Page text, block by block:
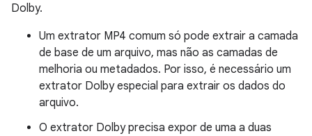
Dolby.
Um extrator MP4 comum só pode extrair a camada
de base de um arquivo, mas não as camadas de
melhoria ou metadados. Por isso, é necessário um
extrator Dolby especial para extrair os dados do
arquivo.
O extrator Dolby precisa expor de uma a duas